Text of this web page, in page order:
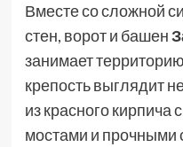
Вместе со сложной
стен, ворот и башен
занимает территорию
крепость выглядит
из красного
мостами и прочными